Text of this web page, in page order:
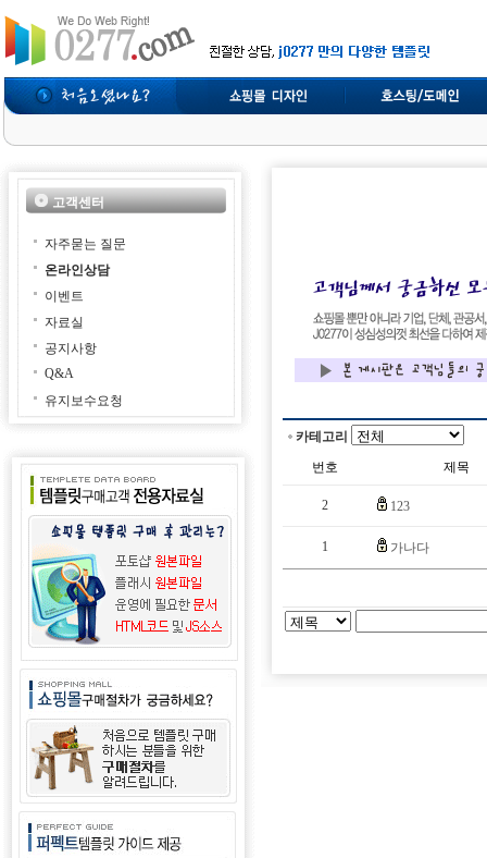
고객센터
자주묻는 질문
온라인상담
이벤트
자료실
공지사항
Q&A
유지보수요청
카테고리
번호
제목
2 123
1 가나다